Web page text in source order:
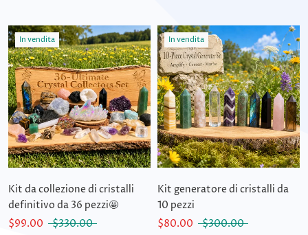
In vendita
Kit da collezione di cristalli
definitivo da 36 pezzi🤩
$99.00
$330.00
In vendita
Kit generatore di cristalli da
10 pezzi
$80.00
$300.00